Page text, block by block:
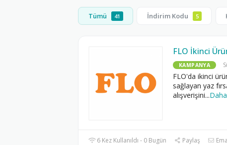
Tümü 41 İndirim Kodu 5
FLO İkinci
KAMPANYA
FLO'da ikinci
sağlayan yaz
alışverişini...
6 Kez Kullanıldı - 0 Bugün Paylaş